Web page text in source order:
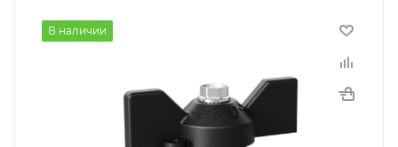
В наличии